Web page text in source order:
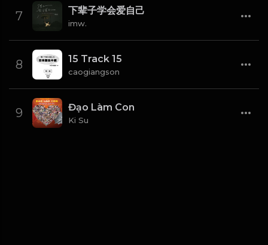
7 下辈子学会爱自己
imw.
8 15 Track 15
caogiangson
9 Đạo Làm Con
Ki Su